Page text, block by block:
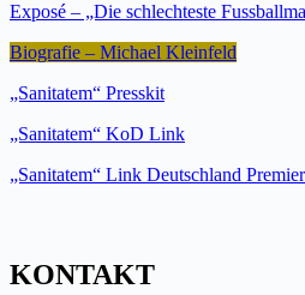
Exposé – „Die schlechteste
Biografie – Michael Kleinfeld
„Sanitatem“ Presskit
„Sanitatem“ KoD Link
„Sanitatem“ Link Deutschland
KONTAKT